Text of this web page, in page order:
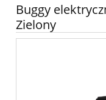
Buggy
Zielony